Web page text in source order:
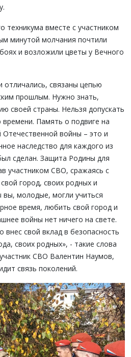
техникума вместе с участником
минутой молчания почтили
и возложили цветы у Вечного
отличались, связаны цепью
прошлым. Нужно знать,
своей страны. Нельзя допускать
Память о подвиге на
войны – это и
наследство для каждого из
сделан. Защита Родины для
участником СВО, сражаясь с
город, своих родных и
вы, молодые, могли учиться
время, любить свой город и
войны нет ничего на свете.
внес свой вклад в безопасность
своих родных», - такие слова
СВО Валентин Наумов,
связь поколений.